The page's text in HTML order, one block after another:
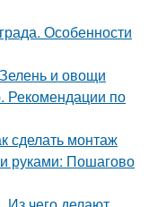
Особенности
и овощи
Рекомендации по
сделать монтаж
руками: Пошагово